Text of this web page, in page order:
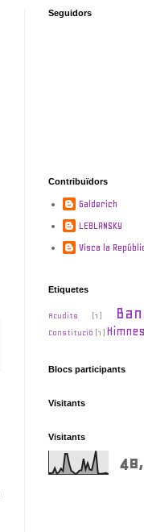
Seguidors
Contribuïdors
Galderich
LEBLANSKY
Visca la
Etiquetes
Acudits (1)
Constitució (1) Himnes
Blocs participants
Visitants
Visitants